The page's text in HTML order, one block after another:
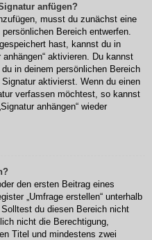
anfügen?
musst du zunächst eine
Bereich entwerfen.
hast, kannst du in
aktivieren. Du kannst
in deinem persönlichen Bereich
aktivierst. Wenn du einen
verfassen möchtest, so kannst
anhängen“ wieder
den ersten Beitrag eines
„Umfrage erstellen“ unterhalb
du diesen Bereich nicht
nicht die Berechtigung,
Titel und mindestens zwei